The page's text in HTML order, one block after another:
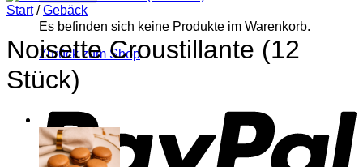
Es befinden sich keine Produkte im Warenkorb.
Zurück zum Shop
Start / Gebäck
Noisette Croustillante (12
Stück)